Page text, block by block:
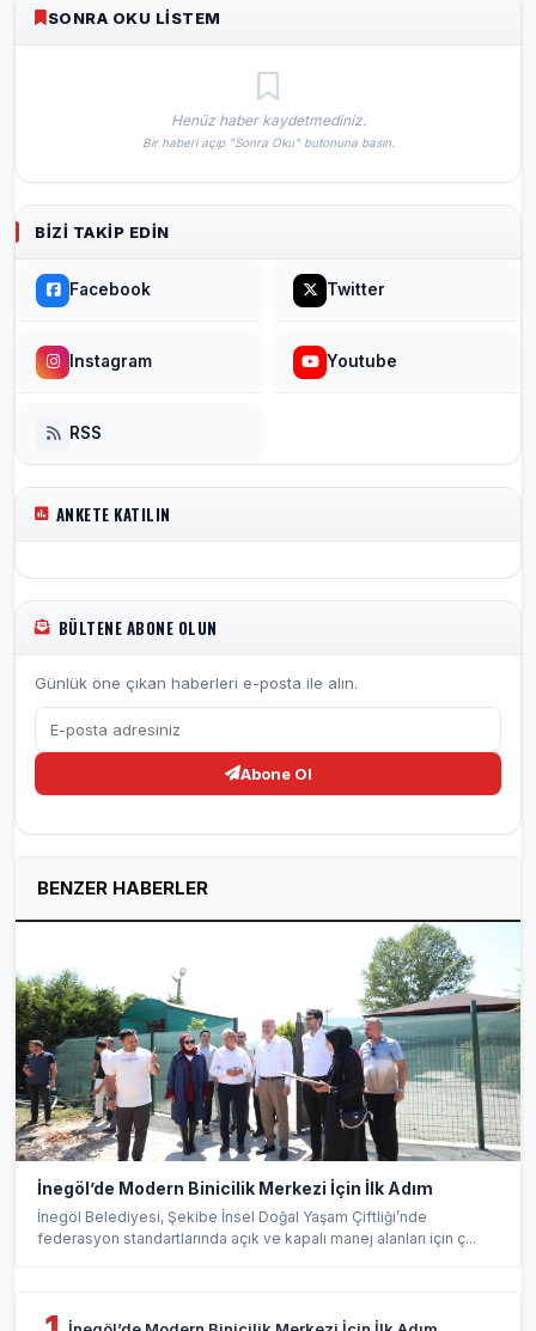
SONRA OKU LISTEM
Henüz haber kaydetmediniz.
Bir haberi açıp "Sonra Oku" butonuna basın.
BIZI TAKIP EDIN
Facebook Twitter
Instagram Youtube
RSS
ANKETE KATILIN
BÜLTENE ABONE OLUN
Günlük öne çıkan haberleri e-posta ile alın.
Abone Ol
BENZER HABERLER
İnegöl’de Modern Binicilik Merkezi İçin İlk Adım
İnegöl Belediyesi, Şekibe İnsel Doğal Yaşam Çiftliği’nde
federasyon standartlarında açık ve kapalı manej alanları için ç...